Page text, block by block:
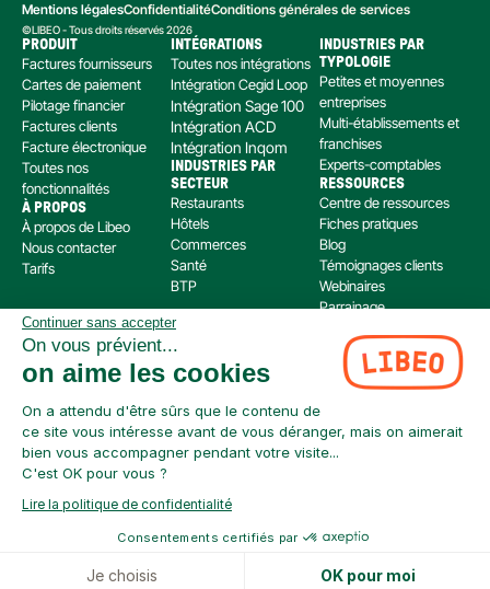
Mentions légalesConfidentialitéConditions générales de services
©LIBEO - Tous droits réservés 2026
Libeo, société par actions simplifiée immatriculée au RCS de Créteil, dont le siège social
est situé au 112 Avenue de Paris, 94300 Vincennes, est enregistré auprès de l’Organisme
pour le Registre Unique des Intermédiaires en assurance, banque et finance (ORIAS) sous
le numéro 220 063 49 en tant que (i) courtier en opérations de banque et en services de
paiement (COBSP) et (ii) mandataire non exclusif en opération de Banque et Service de
Paiement (MOBSP) de la société SWAN (SIREN: 853 827 103). Les immatriculations COBSP
et MOBSP peuvent être vérifiées à tout moment sur le répertoire ORIAS accessible à
l’adresse suivante :
https://www.orias.fr/
PRODUIT
Factures fournisseurs
Cartes de paiement
Pilotage financier
Factures clients
Facture électronique
Toutes nos
fonctionnalités
À PROPOS
À propos de Libeo
Nous contacter
Tarifs
INTÉGRATIONS
Toutes nos intégrations
Intégration Cegid Loop
Intégration Sage 100
Intégration ACD
Intégration Inqom
INDUSTRIES PAR
SECTEUR
Restaurants
Hôtels
Commerces
Santé
BTP
INDUSTRIES PAR
TYPOLOGIE
Petites et moyennes
entreprises
Multi-établissements et
franchises
Experts-comptables
RESSOURCES
Centre de ressources
Fiches pratiques
Blog
Témoignages clients
Webinaires
Parrainage
Continuer sans accepter
On vous prévient...
on aime les cookies
On a attendu d'être sûrs que le contenu de
ce site vous intéresse avant de vous déranger, mais on aimerait
bien vous accompagner pendant votre visite...
C'est OK pour vous ?
Lire la politique de confidentialité
Consentements certifiés par
Je choisis OK pour moi